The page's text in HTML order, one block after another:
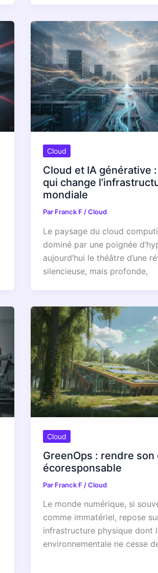
Cloud
Cloud et IA générative
qui change
mondiale
Par Franck F /Cloud
Le paysage du cloud
dominé par une poignée
aujourd’hui le théâtre d’une
silencieuse, mais profonde,
Cloud
GreenOps : rendre
écoresponsable
Par Franck F /Cloud
Le monde numérique, si
comme immatériel, repose
infrastructure physique dont
environnementale ne cesse